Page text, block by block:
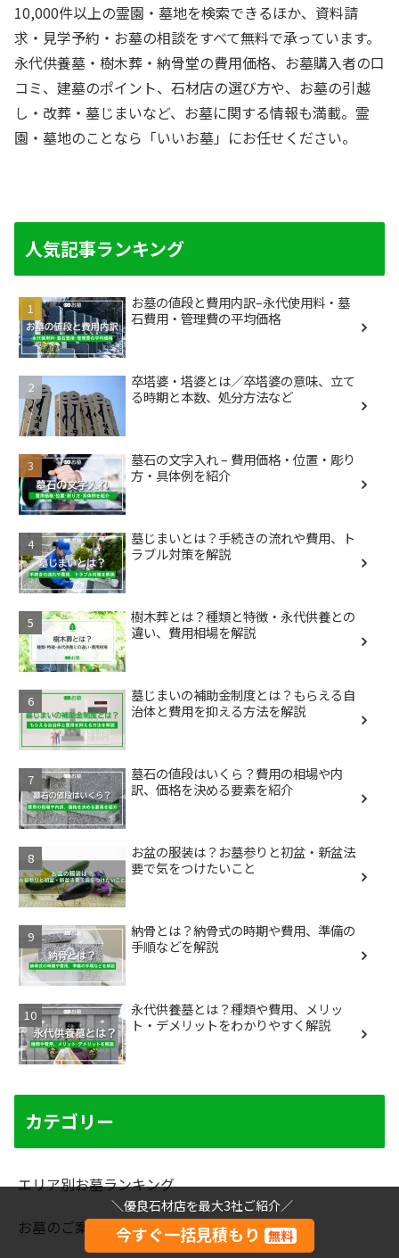
10,000件以上の霊園・墓地を検索できるほか、資料請
求・見学予約・お墓の相談をすべて無料で承っています。
永代供養墓・樹木葬・納骨堂の費用価格、お墓購入者の口
コミ、建墓のポイント、石材店の選び方や、お墓の引越
し・改葬・墓じまいなど、お墓に関する情報も満載。霊
園・墓地のことなら「いいお墓」にお任せください。
人気記事ランキング
お墓の値段と費用内訳–永代使用料・墓
石費用・管理費の平均価格
卒塔婆・塔婆とは／卒塔婆の意味、立て
る時期と本数、処分方法など
墓石の文字入れ – 費用価格・位置・彫り
方・具体例を紹介
墓じまいとは？手続きの流れや費用、ト
ラブル対策を解説
樹木葬とは？種類と特徴・永代供養との
違い、費用相場を解説
墓じまいの補助金制度とは？もらえる自
治体と費用を抑える方法を解説
墓石の値段はいくら？費用の相場や内
訳、価格を決める要素を紹介
お盆の服装は？お墓参りと初盆・新盆法
要で気をつけたいこと
納骨とは？納骨式の時期や費用、準備の
手順などを解説
永代供養墓とは？種類や費用、メリッ
ト・デメリットをわかりやすく解説
カテゴリー
エリア別お墓ランキング
お墓のご案内/現地レポート
＼優良石材店を最大3社ご紹介／
今すぐ一括見積もり 無料